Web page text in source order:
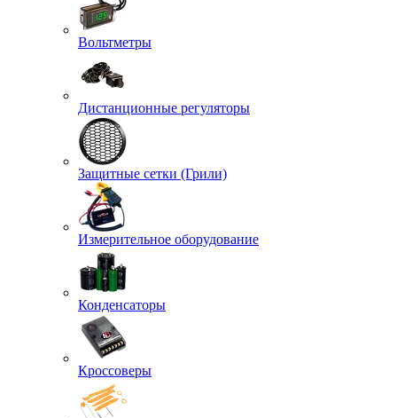
Вольтметры
Дистанционные регуляторы
Защитные сетки (Грили)
Измерительное оборудование
Конденсаторы
Кроссоверы